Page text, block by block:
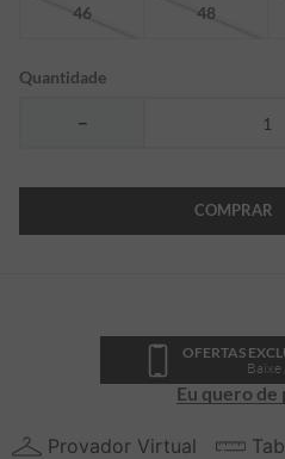
46 48
Quantidade
－
COMPRAR
OFERTAS
Baixe
Eu quero de
Provador Virtual